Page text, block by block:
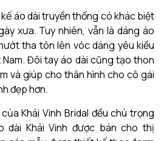
áo dài truyền thống có khác biệt
xưa. Tuy nhiên, vẫn là dáng áo
tha tôn lên vóc dáng yêu kiều
Đôi tay áo dài cũng tạo thon
và giúp cho thân hình cho cô gái
đẹp hơn.
Khải Vinh Bridal đều chú trọng
dài Khải Vinh được bán cho thị